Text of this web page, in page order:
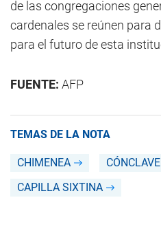
de las congregaciones
cardenales se reúnen para
para el futuro de esta
FUENTE: AFP
TEMAS DE LA NOTA
CHIMENEA
CÓNCLAVE
CAPILLA SIXTINA